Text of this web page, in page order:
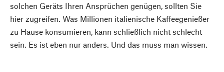
solchen Geräts Ihren Ansprüchen genügen, sollten Sie
hier zugreifen. Was Millionen italienische Kaffeegenießer
zu Hause konsumieren, kann schließlich nicht schlecht
sein. Es ist eben nur anders. Und das muss man wissen.